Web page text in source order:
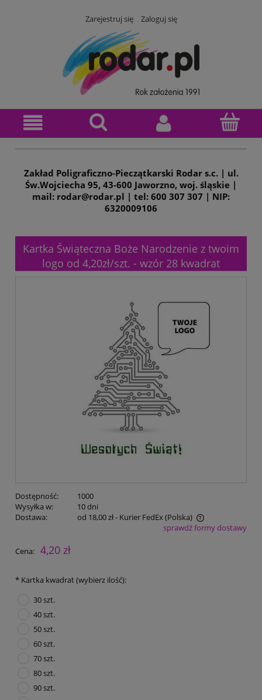
Zarejestruj się Zaloguj się
Zakład Poligraficzno-Pieczątkarski Rodar s.c. | ul.
Św.Wojciecha 95, 43-600 Jaworzno, woj. śląskie |
mail: rodar@rodar.pl | tel: 600 307 307 | NIP:
6320009106
Kartka Świąteczna Boże Narodzenie z twoim
logo od 4,20zł/szt. - wzór 28 kwadrat
Dostępność:
1000
Wysyłka w:
10 dni
Dostawa:
od 18,00 zł- Kurier FedEx(Polska)
Cena nie zawiera ewentualnych kosztów płatnościsprawdź formy dostawy
Cena: 4,20 zł
* Kartka kwadrat (wybierz ilość):
30 szt.
40 szt.
50 szt.
60 szt.
70 szt.
80 szt.
90 szt.